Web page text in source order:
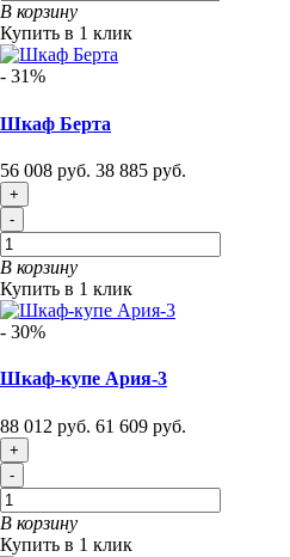
В корзину
Купить в 1 клик
- 31%
Шкаф Берта
56 008 руб. 38 885 руб.
+
-
В корзину
Купить в 1 клик
- 30%
Шкаф-купе Ария-3
88 012 руб. 61 609 руб.
+
-
В корзину
Купить в 1 клик